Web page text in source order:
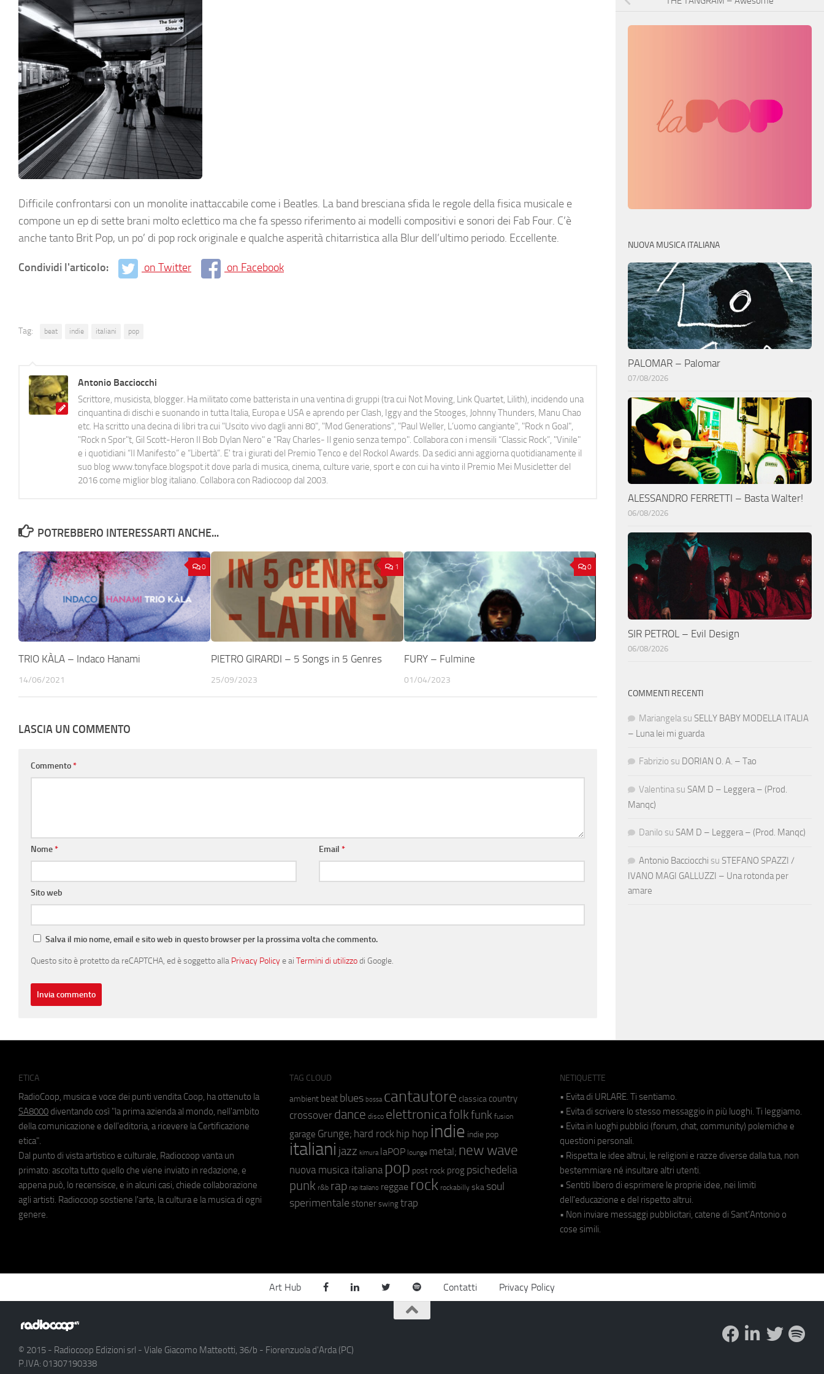
Difficile confrontarsi con un monolite inattaccabile come i Beatles. La band bresciana sfida le regole della fisica musicale e
compone un ep di sette brani molto eclettico ma che fa spesso riferimento ai modelli compositivi e sonori dei Fab Four. C’è
anche tanto Brit Pop, un po’ di pop rock originale e qualche asperità chitarristica alla Blur dell’ultimo periodo. Eccellente.
Condividi l'articolo: on Twitter on Facebook
Tag: beat indie italiani pop
Antonio Bacciocchi
Scrittore, musicista, blogger. Ha militato come batterista in una ventina di gruppi (tra cui Not Moving, Link Quartet, Lilith), incidendo una
cinquantina di dischi e suonando in tutta Italia, Europa e USA e aprendo per Clash, Iggy and the Stooges, Johnny Thunders, Manu Chao
etc. Ha scritto una decina di libri tra cui "Uscito vivo dagli anni 80", "Mod Generations", "Paul Weller, L’uomo cangiante", "Rock n Goal",
"Rock n Spor"t, Gil Scott-Heron Il Bob Dylan Nero" e "Ray Charles- Il genio senza tempo". Collabora con i mensili “Classic Rock”, "Vinile"
e i quotidiani “Il Manifesto” e “Libertà”. E' tra i giurati del Premio Tenco e del Rockol Awards. Da sedici anni aggiorna quotidianamente il
suo blog www.tonyface.blogspot.it dove parla di musica, cinema, culture varie, sport e con cui ha vinto il Premio Mei Musicletter del
2016 come miglior blog italiano. Collabora con Radiocoop dal 2003.
POTREBBERO INTERESSARTI ANCHE...
0
TRIO KÀLA – Indaco Hanami
14/06/2021
1
PIETRO GIRARDI – 5 Songs in 5 Genres
25/09/2023
0
FURY – Fulmine
01/04/2023
LASCIA UN COMMENTO
Commento*
Nome* Email*
Sito web
Salva il mio nome, email e sito web in questo browser per la prossima volta che commento.
Questo sito è protetto da reCAPTCHA, ed è soggetto alla Privacy Policye ai Termini di utilizzodi Google.
NUOVA MUSICA ITALIANA
PALOMAR – Palomar
07/08/2026
ALESSANDRO FERRETTI – Basta Walter!
06/08/2026
SIR PETROL – Evil Design
06/08/2026
COMMENTI RECENTI
Mariangela su SELLY BABY MODELLA ITALIA
– Luna lei mi guarda
Fabrizio su DORIAN O. A. – Tao
Valentina su SAM D – Leggera – (Prod.
Manqc)
Danilo su SAM D – Leggera – (Prod. Manqc)
Antonio Bacciocchi su STEFANO SPAZZI /
IVANO MAGI GALLUZZI – Una rotonda per
amare
ETICA
RadioCoop, musica e voce dei punti vendita Coop, ha ottenuto la
SA8000 diventando così "la prima azienda al mondo, nell'ambito
della comunicazione e dell'editoria, a ricevere la Certificazione
etica".
Dal punto di vista artistico e culturale, Radiocoop vanta un
primato: ascolta tutto quello che viene inviato in redazione, e
appena può, lo recensisce, e in alcuni casi, chiede collaborazione
agli artisti. Radiocoop sostiene l'arte, la cultura e la musica di ogni
genere.
TAG CLOUD
ambient beat blues bossa cantautore classica country
crossover dance disco elettronicafolkfunk fusion
garage Grunge; hard rock hip hop indie indie pop
italiani jazz kimura laPOP lounge metal; new wave
nuova musica italiana pop post rock prog psichedelia
punk r&b rap rap italiano reggae rock rockabilly ska soul
sperimentale stoner swing trap
NETIQUETTE
• Evita di URLARE. Ti sentiamo.
• Evita di scrivere lo stesso messaggio in più luoghi. Ti leggiamo.
• Evita in luoghi pubblici (forum, chat, community) polemiche e
questioni personali.
• Rispetta le idee altrui, le religioni e razze diverse dalla tua, non
bestemmiare né insultare altri utenti.
• Sentiti libero di esprimere le proprie idee, nei limiti
dell'educazione e del rispetto altrui.
• Non inviare messaggi pubblicitari, catene di Sant'Antonio o
cose simili.
Art Hub Contatti Privacy Policy
© 2015 - Radiocoop Edizioni srl - Viale Giacomo Matteotti, 36/b - Fiorenzuola d'Arda (PC)
P.IVA: 01307190338